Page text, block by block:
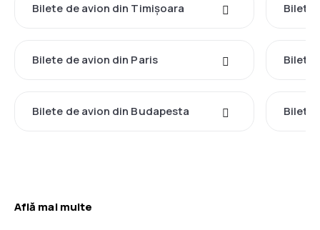
Bilete de avion din Timișoara Bilete
Bilete de avion din Paris Bilete
Bilete de avion din Budapesta Bilete
Află mai multe